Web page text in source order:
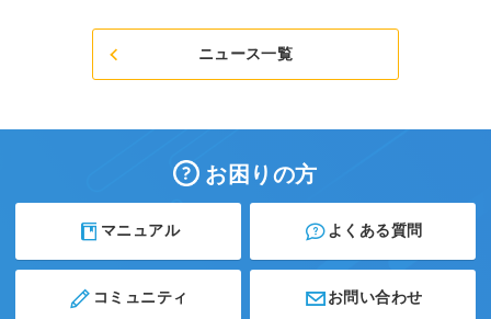
ニュース一覧
お困りの方
マニュアル よくある質問
コミュニティ お問い合わせ